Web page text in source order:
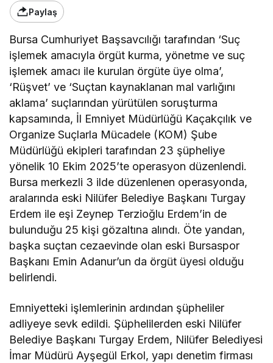
Paylaş
Bursa Cumhuriyet Başsavcılığı tarafından ‘Suç
işlemek amacıyla örgüt kurma, yönetme ve suç
işlemek amacı ile kurulan örgüte üye olma’,
‘Rüşvet’ ve ‘Suçtan kaynaklanan mal varlığını
aklama’ suçlarından yürütülen soruşturma
kapsamında, İl Emniyet Müdürlüğü Kaçakçılık ve
Organize Suçlarla Mücadele (KOM) Şube
Müdürlüğü ekipleri tarafından 23 şüpheliye
yönelik 10 Ekim 2025’te operasyon düzenlendi.
Bursa merkezli 3 ilde düzenlenen operasyonda,
aralarında eski Nilüfer Belediye Başkanı Turgay
Erdem ile eşi Zeynep Terzioğlu Erdem’in de
bulunduğu 25 kişi gözaltına alındı. Öte yandan,
başka suçtan cezaevinde olan eski Bursaspor
Başkanı Emin Adanur’un da örgüt üyesi olduğu
belirlendi.
Emniyetteki işlemlerinin ardından şüpheliler
adliyeye sevk edildi. Şüphelilerden eski Nilüfer
Belediye Başkanı Turgay Erdem, Nilüfer Belediyesi
İmar Müdürü Ayşegül Erkol, yapı denetim firması